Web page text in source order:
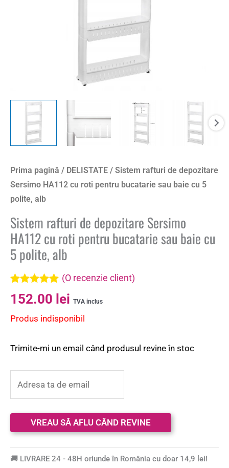
Prima pagină / DELISTATE / Sistem rafturi de depozitare
Sersimo HA112 cu roti pentru bucatarie sau baie cu 5
polite, alb
Sistem rafturi de depozitare Sersimo
HA112 cu roti pentru bucatarie sau baie cu
5 polite, alb
Evaluat la
5.00din 5 pe
singure
(O recenzie client)
152.00 lei TVA inclus
Produs indisponibil
Trimite-mi un email când produsul revine în stoc
🚚 LIVRARE 24 - 48H oriunde în România cu doar 14,9 lei!